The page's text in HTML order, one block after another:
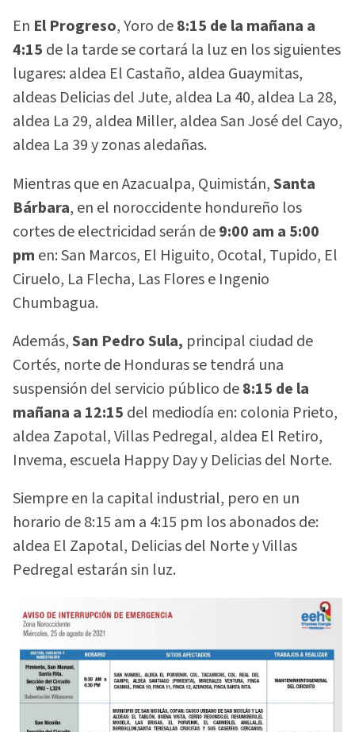
En El Progreso, Yoro de8:15 de la mañana a
4:15 de la tarde se cortará la luz en los siguientes
lugares: aldea El Castaño, aldea Guaymitas,
aldeas Delicias del Jute, aldea La 40, aldea La 28,
aldea La 29, aldea Miller, aldea San José del Cayo,
aldea La 39 y zonas aledañas.
Mientras que en Azacualpa, Quimistán,Santa
Bárbara, en el noroccidente hondureño los
cortes de electricidad serán de9:00 am a 5:00
pm en: San Marcos, El Higuito, Ocotal, Tupido, El
Ciruelo, La Flecha, Las Flores e Ingenio
Chumbagua.
Además,San Pedro Sula, principal ciudad de
Cortés, norte de Honduras se tendrá una
suspensión del servicio público de8:15 de la
mañana a 12:15 del mediodía en: colonia Prieto,
aldea Zapotal, Villas Pedregal, aldea El Retiro,
Invema, escuela Happy Day y Delicias del Norte.
Siempre en la capital industrial, pero en un
horario de 8:15 am a 4:15 pm los abonados de:
aldea El Zapotal, Delicias del Norte y Villas
Pedregal estarán sin luz.